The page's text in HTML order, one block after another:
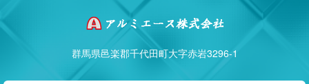
群馬県邑楽郡千代田町大字赤岩3296-1